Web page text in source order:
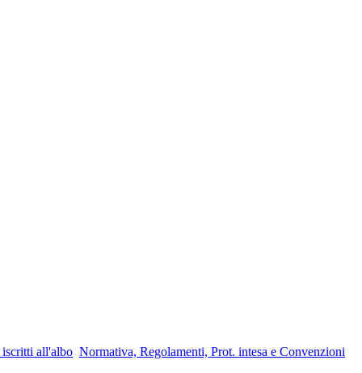
all'albo Normativa, Regolamenti, Prot. intesa e Convenzioni